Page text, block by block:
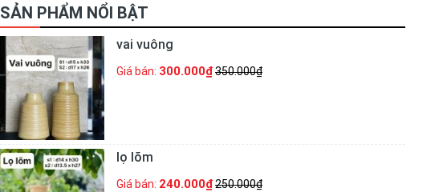
SẢN PHẨM NỔI BẬT
vai vuông
Giá bán: 300.000₫350.000₫
lọ lõm
Giá bán: 240.000₫250.000₫